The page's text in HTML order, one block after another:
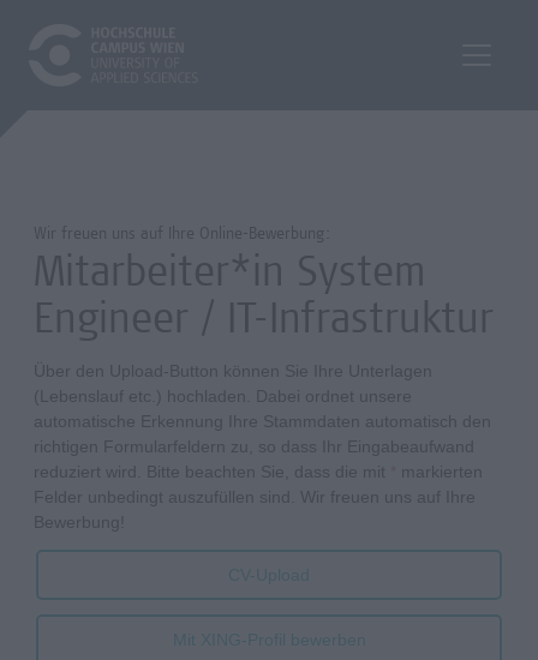
Wir freuen uns auf Ihre Online-Bewerbung:
Mitarbeiter*in System
Engineer / IT-Infrastruktur
Über den Upload-Button können Sie Ihre Unterlagen
(Lebenslauf etc.) hochladen. Dabei ordnet unsere
automatische Erkennung Ihre Stammdaten automatisch den
richtigen Formularfeldern zu, so dass Ihr Eingabeaufwand
reduziert wird. Bitte beachten Sie, dass die mit
markierten
Felder unbedingt auszufüllen sind. Wir freuen uns auf Ihre
Bewerbung!
CV-Upload
Mit XING-Profil bewerben